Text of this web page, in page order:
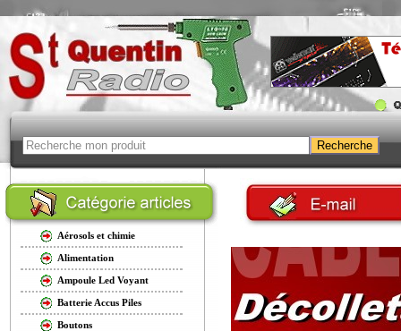
Aérosols et chimie
Alimentation
Ampoule Led Voyant
Batterie Accus Piles
Boutons